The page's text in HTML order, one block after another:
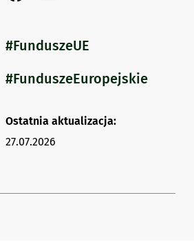
#FunduszeUE
#FunduszeEuropejskie
Ostatnia aktualizacja:
27.07.2026